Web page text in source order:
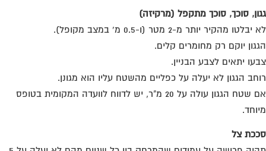
סוכך, סוכך מתקפל (מרקיזה)
מהקיר יותר מ-2 מטר (ו-0.5 מ' במצב מקופל).
יוקם רק מחומרים קלים.
יתאים לצבע הבניין.
הגגון לא יעלה על כפליים מהשטח עליו הוא מגונן.
אם שטח הגגון עולה על 20 מ"ר, יש לדווח לוועדה המקומית בטופס
צל